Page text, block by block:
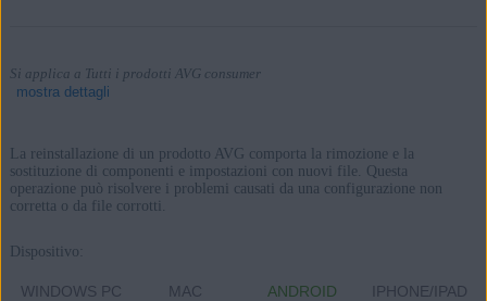
Si applica a Tutti i prodotti AVG consumer
mostra dettagli
Prodotti:
La reinstallazione di un prodotto AVG comporta la rimozione e la
sostituzione di componenti e impostazioni con nuovi file. Questa
operazione può risolvere i problemi causati da una configurazione non
corretta o da file corrotti.
Dispositivo:
WINDOWS PC MAC ANDROID IPHONE/IPAD